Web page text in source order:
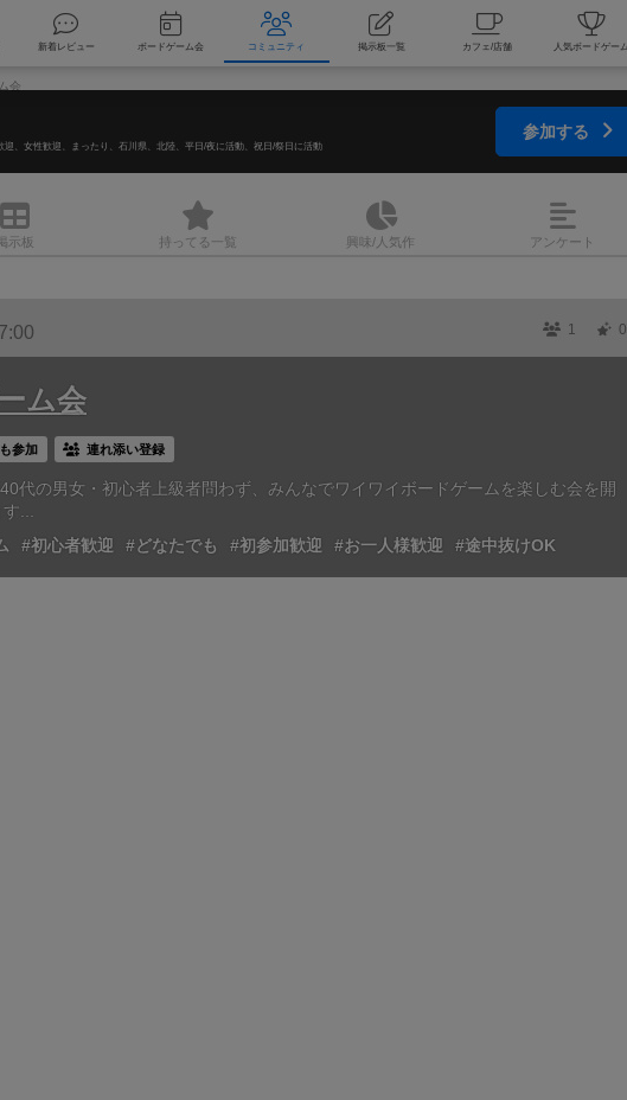
ース 検索 新着レビュー ボードゲーム会 コミュニティ 掲示板一覧 カフェ/店舗
会
迎 女性歓迎 まったり 石川県 北陸 平日/夜に活動 祝日/祭日に活動
参加する
掲示板 持ってる 一覧 興味/人気 作 アンケート
1 0
ム会
参加 連れ添い登録
代の男女・初心者上級者問わず、みんなでワイワイボードゲームを楽しむ会を開
...
#初心者歓迎 #どなたでも #初参加歓迎 #お一人様歓迎 #途中抜けOK